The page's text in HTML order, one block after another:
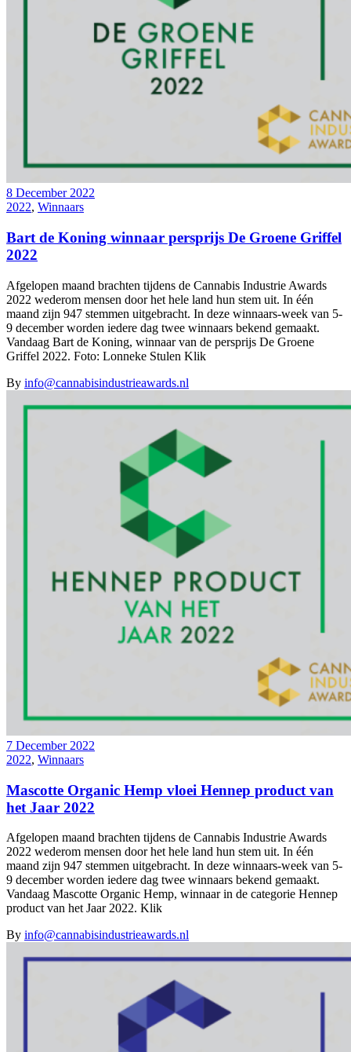
8 December 2022
2022, Winnaars
Bart de Koning winnaar persprijs De Groene Griffel
2022
Afgelopen maand brachten tijdens de Cannabis Industrie Awards
2022 wederom mensen door het hele land hun stem uit. In één
maand zijn 947 stemmen uitgebracht. In deze winnaars-week van 5-
9 december worden iedere dag twee winnaars bekend gemaakt.
Vandaag Bart de Koning, winnaar van de persprijs De Groene
Griffel 2022. Foto: Lonneke Stulen Klik
By info@cannabisindustrieawards.nl
7 December 2022
2022, Winnaars
Mascotte Organic Hemp vloei Hennep product van
het Jaar 2022
Afgelopen maand brachten tijdens de Cannabis Industrie Awards
2022 wederom mensen door het hele land hun stem uit. In één
maand zijn 947 stemmen uitgebracht. In deze winnaars-week van 5-
9 december worden iedere dag twee winnaars bekend gemaakt.
Vandaag Mascotte Organic Hemp, winnaar in de categorie Hennep
product van het Jaar 2022. Klik
By info@cannabisindustrieawards.nl